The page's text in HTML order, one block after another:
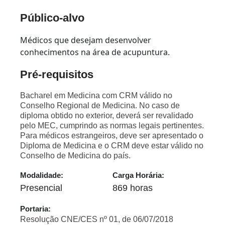
Público-alvo
Médicos que desejam desenvolver
conhecimentos na área de acupuntura.
Pré-requisitos
Bacharel em Medicina com CRM válido no
Conselho Regional de Medicina. No caso de
diploma obtido no exterior, deverá ser revalidado
pelo MEC, cumprindo as normas legais pertinentes.
Para médicos estrangeiros, deve ser apresentado o
Diploma de Medicina e o CRM deve estar válido no
Conselho de Medicina do país.
Modalidade:
Presencial
Carga Horária:
869 horas
Portaria:
Resolução CNE/CES nº 01, de 06/07/2018